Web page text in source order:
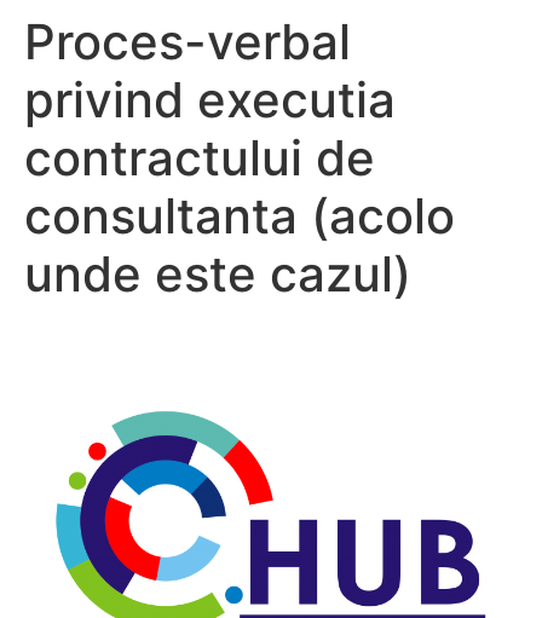
Proces-verbal
privind executia
contractului de
consultanta (acolo
unde este cazul)